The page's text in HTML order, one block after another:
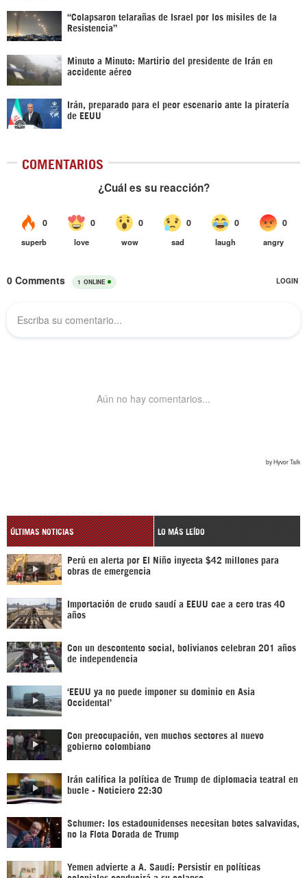
“Colapsaron telarañas de Israel por los misiles de la
Resistencia”
Minuto a Minuto: Martirio del presidente de Irán en
accidente aéreo
Irán, preparado para el peor escenario ante la piratería
de EEUU
COMENTARIOS
ÚLTIMAS NOTICIAS LO MÁS LEÍDO
Perú en alerta por El Niño inyecta $42 millones para
obras de emergencia
Importación de crudo saudí a EEUU cae a cero tras 40
años
Con un descontento social, bolivianos celebran 201 años
de independencia
‘EEUU ya no puede imponer su dominio en Asia
Occidental’
Con preocupación, ven muchos sectores al nuevo
gobierno colombiano
Irán califica la política de Trump de diplomacia teatral en
bucle - Noticiero 22:30
Schumer: los estadounidenses necesitan botes salvavidas,
no la Flota Dorada de Trump
Yemen advierte a A. Saudí: Persistir en políticas
coloniales conducirá a su colapso